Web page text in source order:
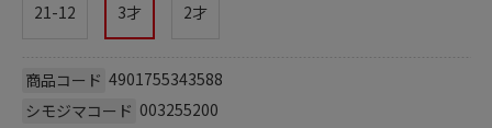
21-12 3才 2才
商品コード 4901755343588
シモジマコード 003255200